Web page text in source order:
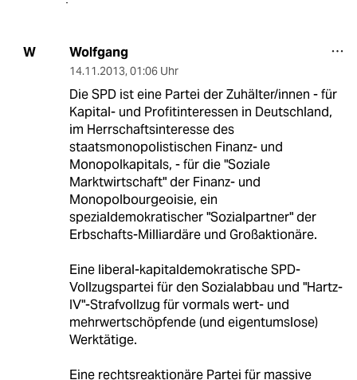
W Wolfgang
14.11.2013, 01:06 Uhr
Die SPD ist eine Partei der Zuhälter/innen - für
Kapital- und Profitinteressen in Deutschland,
im Herrschaftsinteresse des
staatsmonopolistischen Finanz- und
Monopolkapitals, - für die "Soziale
Marktwirtschaft" der Finanz- und
Monopolbourgeoisie, ein
spezialdemokratischer "Sozialpartner" der
Erbschafts-Milliardäre und Großaktionäre.
Eine liberal-kapitaldemokratische SPD-
Vollzugspartei für den Sozialabbau und "Hartz-
IV"-Strafvollzug für vormals wert- und
mehrwertschöpfende (und eigentumslose)
Werktätige.
Eine rechtsreaktionäre Partei für massive